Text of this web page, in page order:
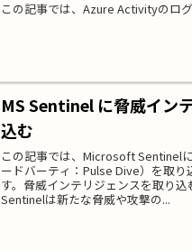
この記事では、Azure Activityのロ
MS Sentinel に脅威イン
込む
この記事では、Microsoft Sentinel
ードバーティ：Pulse Dive）を取り
す。脅威インテリジェンスを取り
Sentinelは新たな脅威や攻撃の...